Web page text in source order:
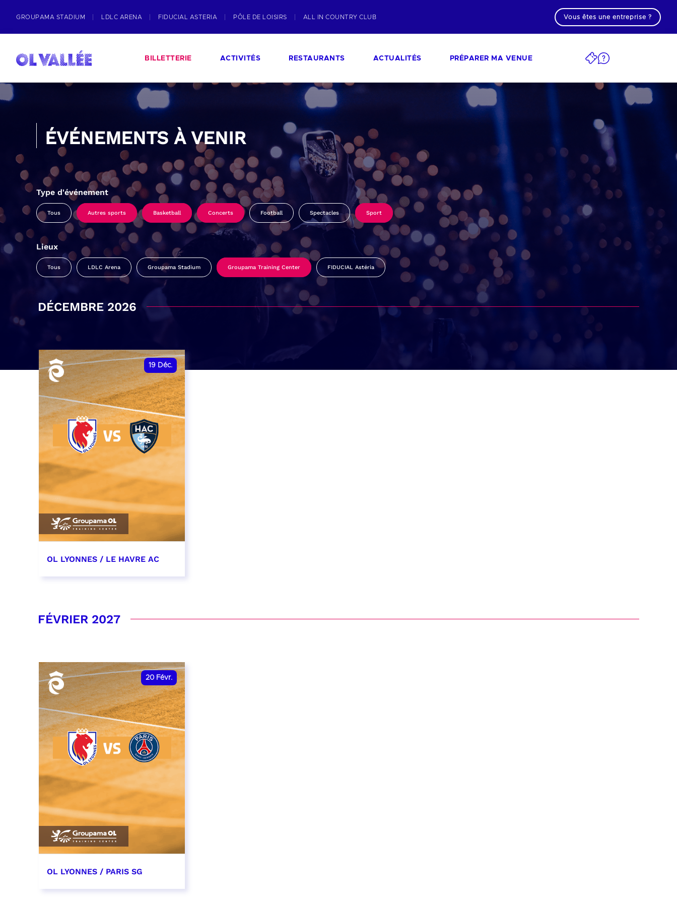
GROUPAMA STADIUM LDLC ARENA FIDUCIAL ASTERIA PÔLE DE LOISIRS ALL IN COUNTRY CLUB Vous êtes une entreprise ?
BILLETTERIE ACTIVITÉS RESTAURANTS ACTUALITÉS PRÉPARER MA VENUE
ÉVÉNEMENTS À VENIR
Type d'événement
Tous Autres sports Basketball Concerts Football Spectacles Sport
Lieux
Tous LDLC Arena Groupama Stadium Groupama Training Center FIDUCIAL Astéria
DÉCEMBRE 2026
19 Déc.
OL LYONNES / LE HAVRE AC
RÉSERVER
FÉVRIER 2027
20 Févr.
OL LYONNES / PARIS SG